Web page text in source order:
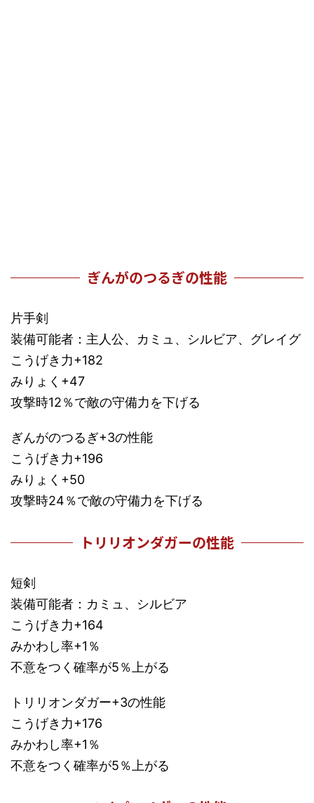
ぎんがのつるぎの性能
片手剣
装備可能者：主人公、カミュ、シルビア、グレイグ
こうげき力+182
みりょく+47
攻撃時12％で敵の守備力を下げる
ぎんがのつるぎ+3の性能
こうげき力+196
みりょく+50
攻撃時24％で敵の守備力を下げる
トリリオンダガーの性能
短剣
装備可能者：カミュ、シルビア
こうげき力+164
みかわし率+1％
不意をつく確率が5％上がる
トリリオンダガー+3の性能
こうげき力+176
みかわし率+1％
不意をつく確率が5％上がる